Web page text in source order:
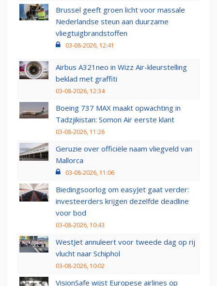
Brussel geeft groen licht voor massale
Nederlandse steun aan duurzame
vliegtuigbrandstoffen
03-08-2026, 12:41
Airbus A321neo in Wizz Air-kleurstelling
beklad met graffiti
03-08-2026, 12:34
Boeing 737 MAX maakt opwachting in
Tadzjikistan: Somon Air eerste klant
03-08-2026, 11:26
Geruzie over officiële naam vliegveld van
Mallorca
03-08-2026, 11:06
Biedingsoorlog om easyJet gaat verder:
investeerders krijgen dezelfde deadline
voor bod
03-08-2026, 10:43
WestJet annuleert voor tweede dag op rij
vlucht naar Schiphol
03-08-2026, 10:02
VisionSafe wijst Europese airlines op